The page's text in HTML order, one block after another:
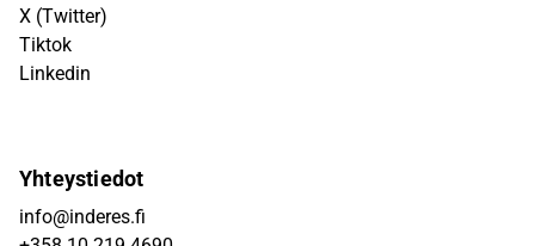
X (Twitter)
Tiktok
Linkedin
Yhteystiedot
info@inderes.fi